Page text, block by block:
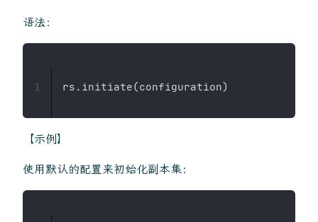
语法：
1
【示例】
使用默认的配置来初始化副本集：